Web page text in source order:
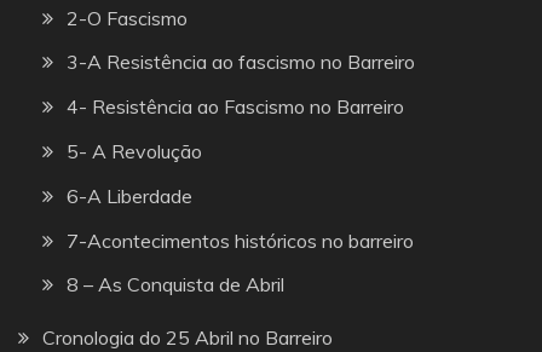
2-O Fascismo
3-A Resistência ao fascismo no Barreiro
4- Resistência ao Fascismo no Barreiro
5- A Revolução
6-A Liberdade
7-Acontecimentos históricos no barreiro
8 – As Conquista de Abril
Cronologia do 25 Abril no Barreiro